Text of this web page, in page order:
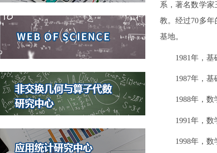
系，著名数学
教。经过70多年
基地。
1981年，基
1987年，基
1988年，数
1991年，数
1998年，数